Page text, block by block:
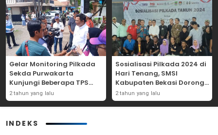
Gelar Monitoring Pilkada
Sekda Purwakarta
Kunjungi Beberapa TPS
Yang Ada Di Purwakarta
2 tahun yang lalu
Sosialisasi Pilkada 2024 di
Hari Tenang, SMSI
Kabupaten Bekasi Dorong
Angka Partisipasi
Masyarakat
2 tahun yang lalu
INDEKS